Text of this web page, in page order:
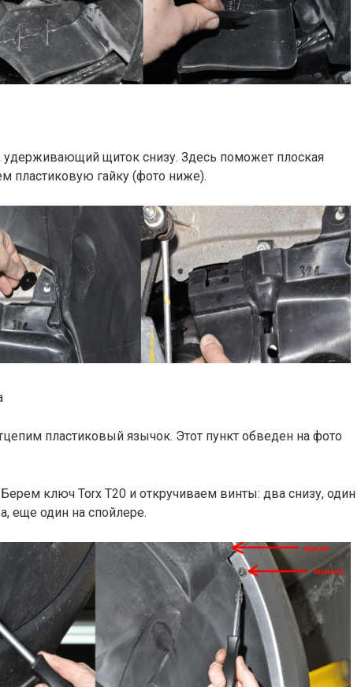
щиток снизу. Здесь поможет плоская
пластиковую гайку (фото ниже).
пластиковый язычок. Этот пункт обведен на фото
ключ Torx T20 и откручиваем винты: два снизу, один
еще один на спойлере.